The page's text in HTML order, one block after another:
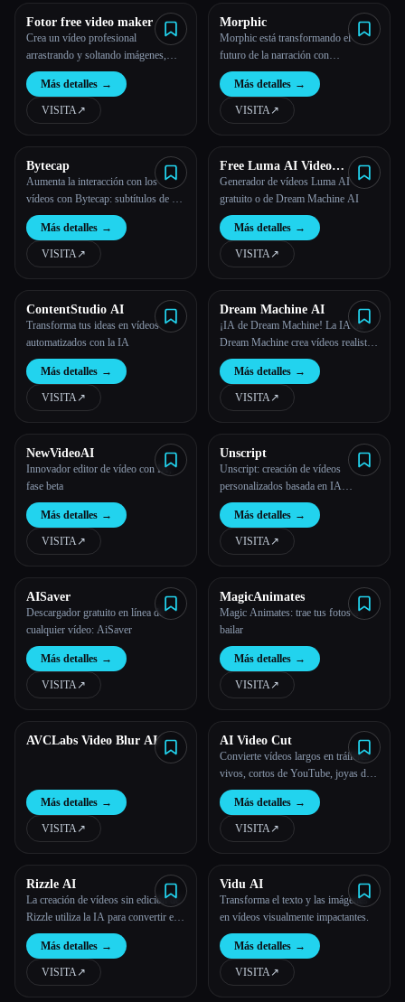
Fotor free video maker
Crea un vídeo profesional
arrastrando y soltando imágenes,
vídeos, pegatinas, audio, texto, etc.
Crear vídeos de YouTube, Instagram
Reels y TikToks nunca ha sido tan
fácil. No se necesitan conocimientos.
Más detalles →
VISITA↗︎
Morphic
Morphic está transformando el
futuro de la narración con
tecnologías innovadoras.
Más detalles →
VISITA↗︎
Bytecap
Aumenta la interacción con los
vídeos con Bytecap: subtítulos de IA
personalizados
Más detalles →
VISITA↗︎
Free Luma AI Video
Generateor By Dream
Machine AI
Generador de vídeos Luma AI
gratuito o de Dream Machine AI
Más detalles →
VISITA↗︎
ContentStudio AI
Transforma tus ideas en vídeos
automatizados con la IA
Más detalles →
VISITA↗︎
Dream Machine AI
¡IA de Dream Machine! La IA de
Dream Machine crea vídeos realistas
y de alta calidad rápidamente a partir
de texto e imágenes con IA.
Más detalles →
VISITA↗︎
NewVideoAI
Innovador editor de vídeo con IA,
fase beta
Más detalles →
VISITA↗︎
Unscript
Unscript: creación de vídeos
personalizados basada en IA
simplificada
Más detalles →
VISITA↗︎
AISaver
Descargador gratuito en línea de
cualquier vídeo: AiSaver
Más detalles →
VISITA↗︎
MagicAnimates
Magic Animates: trae tus fotos a
bailar
Más detalles →
VISITA↗︎
AVCLabs Video Blur AI
Más detalles →
VISITA↗︎
AI Video Cut
Convierte vídeos largos en tráileres
vivos, cortos de YouTube, joyas de
TikTok y anuncios de vídeo
Más detalles →
VISITA↗︎
Rizzle AI
La creación de vídeos sin edición de
Rizzle utiliza la IA para convertir el
texto, los podcasts y los vídeos en
contenido de alta calidad.
Más detalles →
VISITA↗︎
Vidu AI
Transforma el texto y las imágenes
en vídeos visualmente impactantes.
Más detalles →
VISITA↗︎